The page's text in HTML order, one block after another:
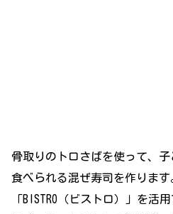
骨取りのトロさばを使って、
食べられる混ぜ寿司を作りま
「BISTRO（ビストロ）」を活